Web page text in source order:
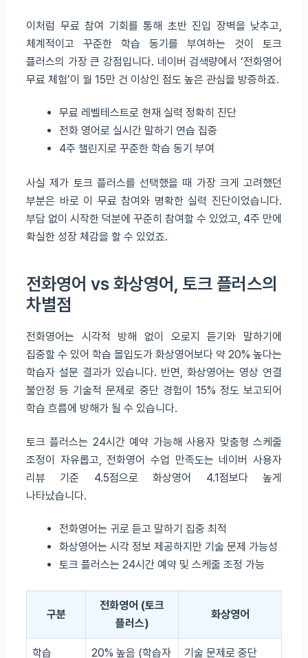
이처럼 무료 참여 기회를 통해 초반 진입 장벽을 낮추고,
체계적이고 꾸준한 학습 동기를 부여하는 것이 토크
플러스의 가장 큰 강점입니다. 네이버 검색량에서 ‘전화영어
무료 체험’이 월 15만 건 이상인 점도 높은 관심을 방증하죠.
무료 레벨테스트로 현재 실력 정확히 진단
전화 영어로 실시간 말하기 연습 집중
4주 챌린지로 꾸준한 학습 동기 부여
사실 제가 토크 플러스를 선택했을 때 가장 크게 고려했던
부분은 바로 이 무료 참여와 명확한 실력 진단이었습니다.
부담 없이 시작한 덕분에 꾸준히 참여할 수 있었고, 4주 만에
확실한 성장 체감을 할 수 있었죠.
전화영어 vs 화상영어, 토크 플러스의
차별점
전화영어는 시각적 방해 없이 오로지 듣기와 말하기에
집중할 수 있어 학습 몰입도가 화상영어보다 약 20% 높다는
학습자 설문 결과가 있습니다. 반면, 화상영어는 영상 연결
불안정 등 기술적 문제로 중단 경험이 15% 정도 보고되어
학습 흐름에 방해가 될 수 있습니다.
토크 플러스는 24시간 예약 가능해 사용자 맞춤형 스케줄
조정이 자유롭고, 전화영어 수업 만족도는 네이버 사용자
리뷰 기준 4.5점으로 화상영어 4.1점보다 높게
나타났습니다.
전화영어는 귀로 듣고 말하기 집중 최적
화상영어는 시각 정보 제공하지만 기술 문제 가능성
토크 플러스는 24시간 예약 및 스케줄 조정 가능
구분
전화영어 (토크
플러스)
화상영어
학습 20% 높음 (학습자 기술 문제로 중단